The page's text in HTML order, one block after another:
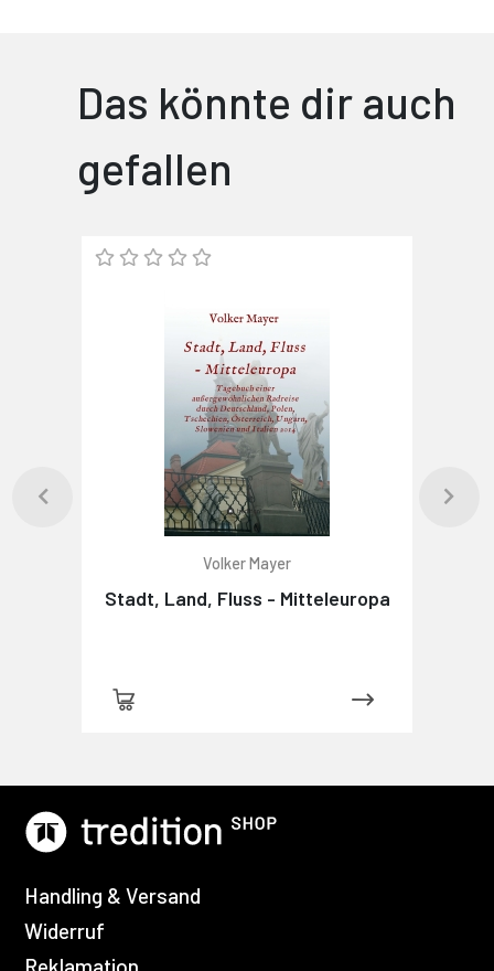
Das könnte dir auch
gefallen
Volker Mayer
Stadt, Land, Fluss - Mitteleuropa
Handling & Versand
Widerruf
Reklamation